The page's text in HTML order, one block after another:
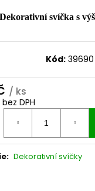
Dekorativní svíčka s
Kód: 39690
/ ks
DPH
: Dekorativní svíčky